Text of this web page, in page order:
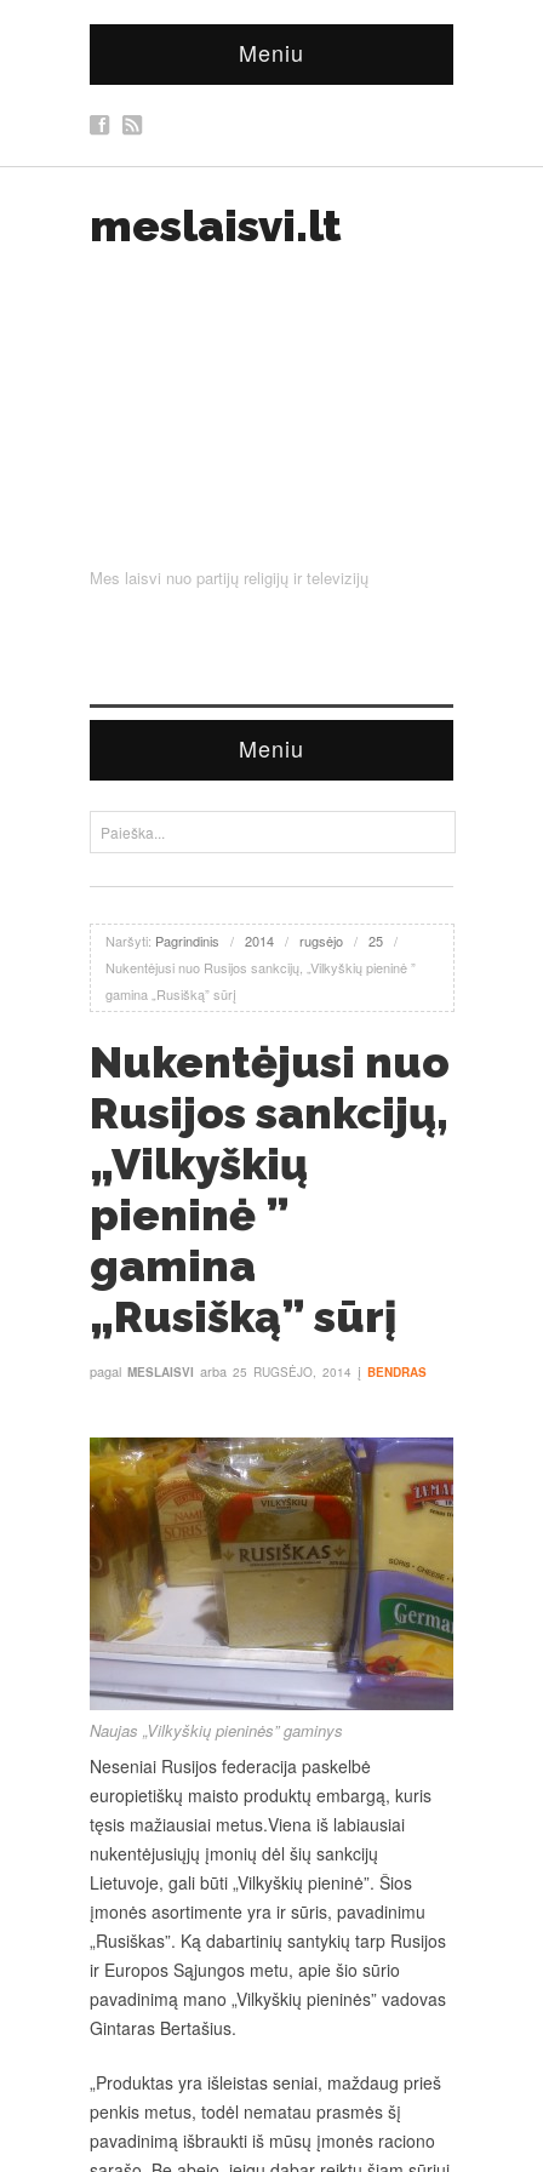
Meniu
meslaisvi.lt
Mes laisvi nuo partijų religijų ir televizijų
Meniu
Naršyti: Pagrindinis / 2014 / rugsėjo / 25 /
Nukentėjusi nuo Rusijos sankcijų, „Vilkyškių pieninė ”
gamina „Rusišką” sūrį
Nukentėjusi nuo
Rusijos sankcijų,
„Vilkyškių
pieninė ”
gamina
„Rusišką” sūrį
pagal MESLAISVI arba 25 RUGSĖJO, 2014 į BENDRAS
Naujas „Vilkyškių pieninės” gaminys
Neseniai Rusijos federacija paskelbė
europietiškų maisto produktų embargą, kuris
tęsis mažiausiai metus.Viena iš labiausiai
nukentėjusiųjų įmonių dėl šių sankcijų
Lietuvoje, gali būti „Vilkyškių pieninė”. Šios
įmonės asortimente yra ir sūris, pavadinimu
„Rusiškas”. Ką dabartinių santykių tarp Rusijos
ir Europos Sąjungos metu, apie šio sūrio
pavadinimą mano „Vilkyškių pieninės” vadovas
Gintaras Bertašius.
„Produktas yra išleistas seniai, maždaug prieš
penkis metus, todėl nematau prasmės šį
pavadinimą išbraukti iš mūsų įmonės raciono